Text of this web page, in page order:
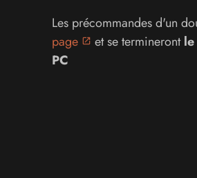
Les précommandes d'un
page
et se termineront
PC